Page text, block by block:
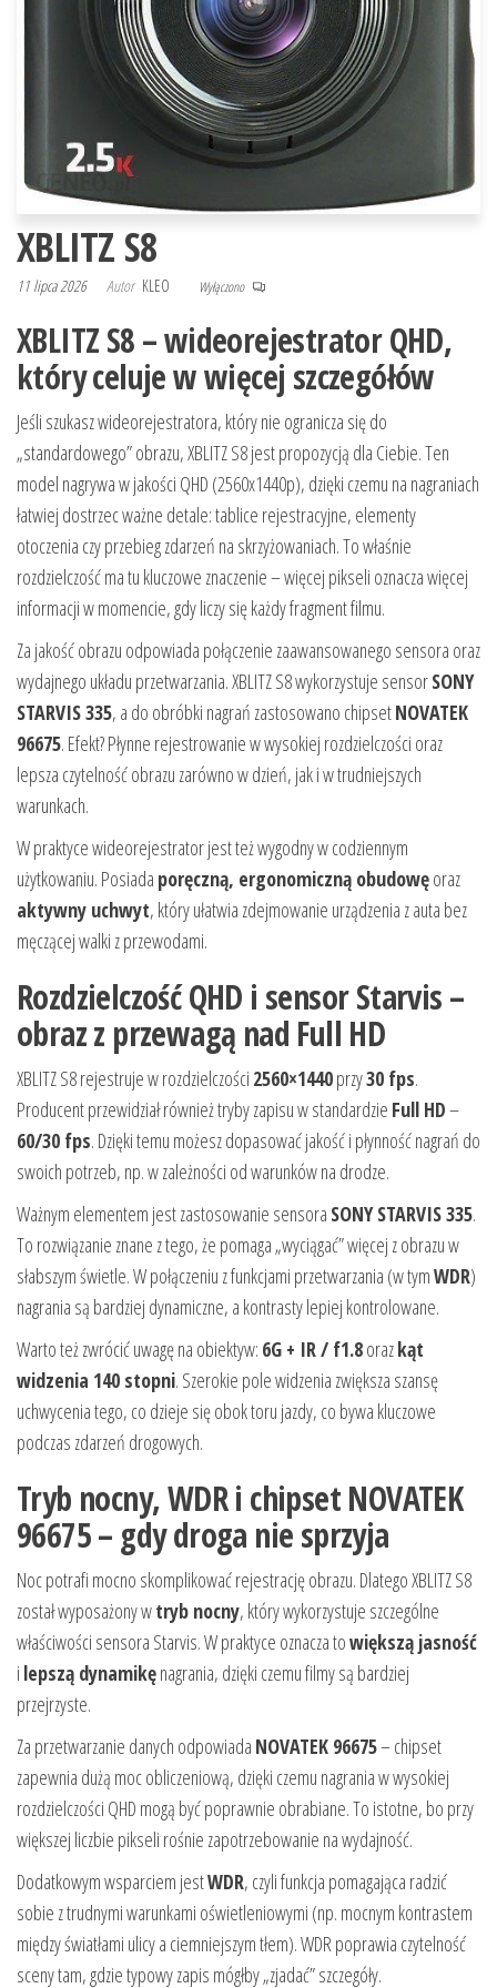
XBLITZ S8
11 lipca 2026 Autor KLEO Wyłączono
XBLITZ S8 – wideorejestrator QHD,
który celuje w więcej szczegółów
Jeśli szukasz wideorejestratora, który nie ogranicza się do
„standardowego” obrazu, XBLITZ S8 jest propozycją dla Ciebie. Ten
model nagrywa w jakości QHD (2560x1440p), dzięki czemu na nagraniach
łatwiej dostrzec ważne detale: tablice rejestracyjne, elementy
otoczenia czy przebieg zdarzeń na skrzyżowaniach. To właśnie
rozdzielczość ma tu kluczowe znaczenie – więcej pikseli oznacza więcej
informacji w momencie, gdy liczy się każdy fragment filmu.
Za jakość obrazu odpowiada połączenie zaawansowanego sensora oraz
wydajnego układu przetwarzania. XBLITZ S8 wykorzystuje sensorSONY
STARVIS 335, a do obróbki nagrań zastosowano chipsetNOVATEK
96675. Efekt? Płynne rejestrowanie w wysokiej rozdzielczości oraz
lepsza czytelność obrazu zarówno w dzień, jak i w trudniejszych
warunkach.
W praktyce wideorejestrator jest też wygodny w codziennym
użytkowaniu. Posiada poręczną, ergonomiczną obudowęoraz
aktywny uchwyt, który ułatwia zdejmowanie urządzenia z auta bez
męczącej walki z przewodami.
Rozdzielczość QHD i sensor Starvis –
obraz z przewagą nad Full HD
XBLITZ S8 rejestruje w rozdzielczości 2560×1440przy30 fps.
Producent przewidział również tryby zapisu w standardzie Full HD–
60/30 fps. Dzięki temu możesz dopasować jakość i płynność nagrań do
swoich potrzeb, np. w zależności od warunków na drodze.
Ważnym elementem jest zastosowanie sensora SONY STARVIS 335.
To rozwiązanie znane z tego, że pomaga „wyciągać” więcej z obrazu w
słabszym świetle. W połączeniu z funkcjami przetwarzania (w tymWDR)
nagrania są bardziej dynamiczne, a kontrasty lepiej kontrolowane.
Warto też zwrócić uwagę na obiektyw: 6G + IR / f1.8orazkąt
widzenia 140 stopni. Szerokie pole widzenia zwiększa szansę
uchwycenia tego, co dzieje się obok toru jazdy, co bywa kluczowe
podczas zdarzeń drogowych.
Tryb nocny, WDR i chipset NOVATEK
96675 – gdy droga nie sprzyja
Noc potrafi mocno skomplikować rejestrację obrazu. Dlatego XBLITZ S8
został wyposażony wtryb nocny, który wykorzystuje szczególne
właściwości sensora Starvis. W praktyce oznacza towiększą jasność
i lepszą dynamikęnagrania, dzięki czemu filmy są bardziej
przejrzyste.
Za przetwarzanie danych odpowiada NOVATEK 96675– chipset
zapewnia dużą moc obliczeniową, dzięki czemu nagrania w wysokiej
rozdzielczości QHD mogą być poprawnie obrabiane. To istotne, bo przy
większej liczbie pikseli rośnie zapotrzebowanie na wydajność.
Dodatkowym wsparciem jestWDR, czyli funkcja pomagająca radzić
sobie z trudnymi warunkami oświetleniowymi (np. mocnym kontrastem
między światłami ulicy a ciemniejszym tłem). WDR poprawia czytelność
sceny tam, gdzie typowy zapis mógłby „zjadać” szczegóły.